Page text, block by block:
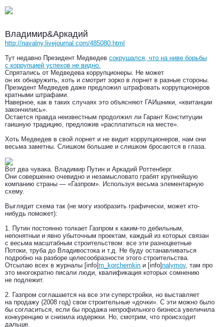
Владимир&Аркадий
http://navalny.livejournal.com/485080.html
Тут недавно Президент Медведев сокрушался, что на ниве борьбы
с коррупцией успехов не видно.
Спрятались от Медведева коррупционеры. Не может
он их обнаружить, хоть и смотрит зорко в лорнет в разные стороны.
Президент Медведев даже предложил штрафовать коррупционеров
кратными штрафами.
Наверное, как в таких случаях это объясняют ГАИшники, «квитанции
закончились».
Остается правда неизвестным продолжил ли Гарант Конституции
гаишную традицию, предложив «расплатиться на месте».
Хоть Медведев в свой лорнет и не видит коррупционеров, нам они
весьма заметны. Слишком большие и слишком бросаются в глаза.
Вот два чувака. Владимир Путин и Аркадий Роттенберг.
Они совершенно очевидно и незамысловато грабят крупнейшую
компанию страны — «Газпром». Используя весьма элементарную
схему.
Выглядит схема так (не могу изобразить графически, может кто-
нибудь поможет):
1. Путин постоянно толкает Газпром к каким-то дебильным,
непонятныи и явно убыточным проектам, каждый из которых связан
с весьма масштабным строительством: все эти разноцветные
Потоки, труба до Владивостока и т.д. Не буду останавливаться
подробно на разборе целесообразности этого строительства.
Отсылаю всех в журналы [info]m_korchemkin и [info]nalymov, там про
это многократно писали люди, квалификация которых сомнению
не подлежит.
2. Газпром соглашается на все эти суперстройки, но выставляет
на продажу (2008 год) свои строительные «дочки». С эти можно было
бы согласиться, если бы продажа непрофильного бизнеса увеличила
конкуренцию и снизила издержки. Но, смотрим, что происходит
дальше.